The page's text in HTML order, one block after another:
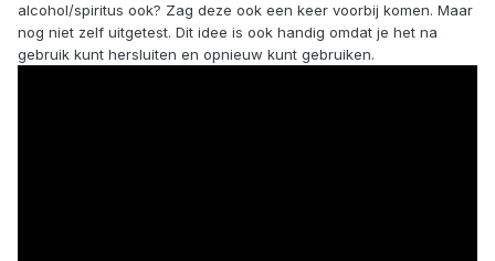
alcohol/spiritus ook? Zag deze ook een keer voorbij komen. Maar
nog niet zelf uitgetest. Dit idee is ook handig omdat je het na
gebruik kunt hersluiten en opnieuw kunt gebruiken.